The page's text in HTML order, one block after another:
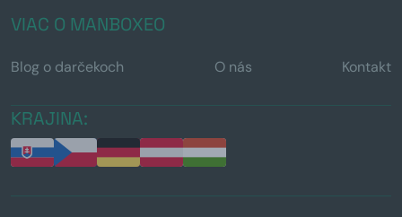
VIAC O MANBOXEO
Blog o darčekoch O nás Kontakt
KRAJINA: